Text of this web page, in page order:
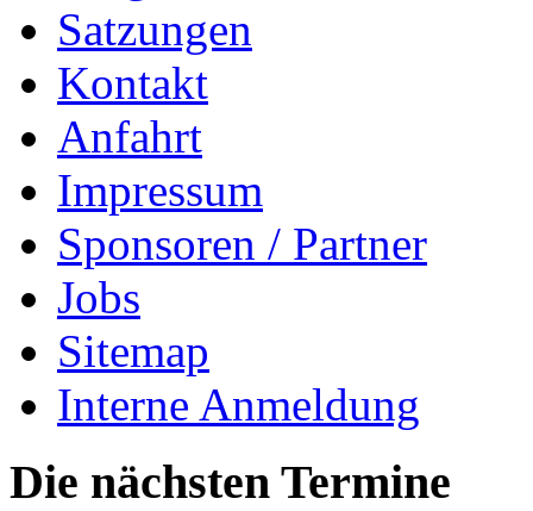
Satzungen
Kontakt
Anfahrt
Impressum
Sponsoren / Partner
Jobs
Sitemap
Interne Anmeldung
Die nächsten Termine